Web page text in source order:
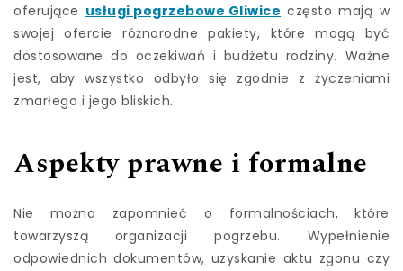
oferujące usługi pogrzebowe Gliwice często mają w
swojej ofercie różnorodne pakiety, które mogą być
dostosowane do oczekiwań i budżetu rodziny. Ważne
jest, aby wszystko odbyło się zgodnie z życzeniami
zmarłego i jego bliskich.
Aspekty prawne i formalne
Nie można zapomnieć o formalnościach, które
towarzyszą organizacji pogrzebu. Wypełnienie
odpowiednich dokumentów, uzyskanie aktu zgonu czy